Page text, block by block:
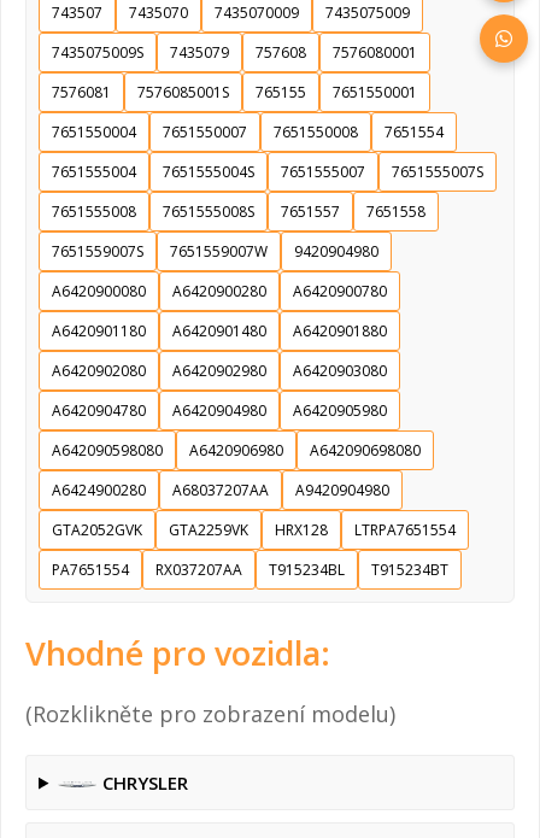
743507
7435070 7435070009
7435075009
7435075009S
7435079 757608
7576080001
7576081
7576085001S 765155
7651550001
7651550004
7651550007 7651550008
7651554
7651555004
7651555004S 7651555007
7651555007S
7651555008
7651555008S 7651557
7651558
7651559007S
7651559007W
9420904980
A6420900080
A6420900280
A6420900780
A6420901180
A6420901480
A6420901880
A6420902080
A6420902980
A6420903080
A6420904780
A6420904980
A6420905980
A642090598080
A6420906980
A642090698080
A6424900280
A68037207AA
A9420904980
GTA2052GVK
GTA2259VK HRX128
LTRPA7651554
PA7651554
RX037207AA T915234BL T915234BT
Vhodné pro vozidla:
(Rozklikněte pro zobrazení modelu)
CHRYSLER